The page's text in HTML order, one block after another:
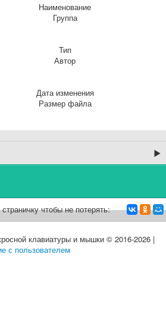
Наименование
Группа
Тип
Автор
Дата изменения
Размер файла
чтобы не потерять:
клавиатуры и мышки © 2016-2026 |
с пользователем